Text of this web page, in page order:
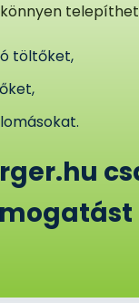
töltőket,